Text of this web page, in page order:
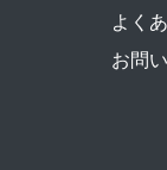
よく
お問